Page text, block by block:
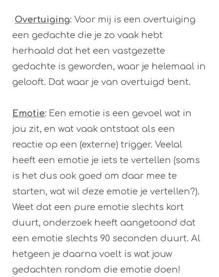
Overtuiging: Voor mij is een overtuiging
een gedachte die je zo vaak hebt
herhaald dat het een vastgezette
gedachte is geworden, waar je helemaal in
gelooft. Dat waar je van overtuigd bent.
Emotie: Een emotie is een gevoel wat in
jou zit, en wat vaak ontstaat als een
reactie op een (externe) trigger. Veelal
heeft een emotie je iets te vertellen (soms
is het dus ook goed om daar mee te
starten, wat wil deze emotie je vertellen?).
Weet dat een pure emotie slechts kort
duurt, onderzoek heeft aangetoond dat
een emotie slechts 90 seconden duurt. Al
hetgeen je daarna voelt is wat jouw
gedachten rondom die emotie doen!